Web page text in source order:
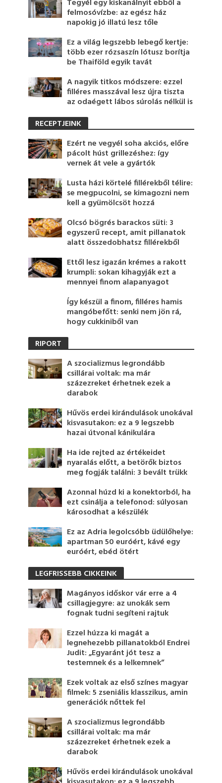
Tegyél egy kiskanálnyit ebből a
felmosóvízbe: az egész ház
napokig jó illatú lesz tőle
Ez a világ legszebb lebegő kertje:
több ezer rózsaszín lótusz borítja
be Thaiföld egyik tavát
A nagyik titkos módszere: ezzel
filléres masszával lesz újra tiszta
az odaégett lábos súrolás nélkül is
RECEPTJEINK
Ezért ne vegyél soha akciós, előre
pácolt húst grillezéshez: így
vernek át vele a gyártók
Lusta házi körtelé fillérekből télire:
se megpucolni, se kimagozni nem
kell a gyümölcsöt hozzá
Olcsó bögrés barackos süti: 3
egyszerű recept, amit pillanatok
alatt összedobhatsz fillérekből
Ettől lesz igazán krémes a rakott
krumpli: sokan kihagyják ezt a
mennyei finom alapanyagot
Így készül a finom, filléres hamis
mangóbefőtt: senki nem jön rá,
hogy cukkiniből van
RIPORT
A szocializmus legrondább
csillárai voltak: ma már
százezreket érhetnek ezek a
darabok
Hűvös erdei kirándulások unokával
kisvasutakon: ez a 9 legszebb
hazai útvonal kánikulára
Ha ide rejted az értékeidet
nyaralás előtt, a betörők biztos
meg fogják találni: 3 bevált trükk
Azonnal húzd ki a konektorból, ha
ezt csinálja a telefonod: súlyosan
károsodhat a készülék
Ez az Adria legolcsóbb üdülőhelye:
apartman 50 euróért, kávé egy
euróért, ebéd ötért
LEGFRISSEBB CIKKEINK
Magányos időskor vár erre a 4
csillagjegyre: az unokák sem
fognak tudni segíteni rajtuk
Ezzel húzza ki magát a
legnehezebb pillanatokból Endrei
Judit: „Egyaránt jót tesz a
testemnek és a lelkemnek”
Ezek voltak az első színes magyar
filmek: 5 zseniális klasszikus, amin
generációk nőttek fel
A szocializmus legrondább
csillárai voltak: ma már
százezreket érhetnek ezek a
darabok
Hűvös erdei kirándulások unokával